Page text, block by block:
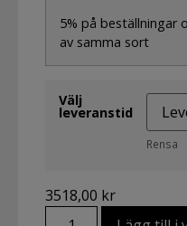
5% på beställningar
av samma sort
Välj
leveranstid
Rensa
3518,00 kr